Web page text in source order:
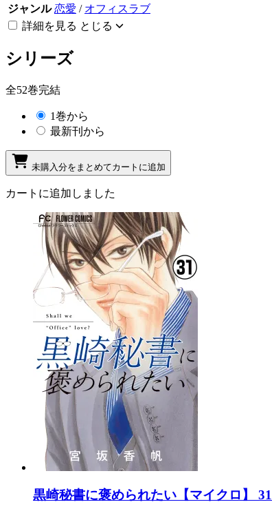
ジャンル 恋愛 / オフィスラブ
詳細を見る とじる
シリーズ
全52巻完結
1巻から
最新刊から
未購入分をまとめてカートに追加
カートに追加しました
黒崎秘書に褒められたい【マイクロ】 31